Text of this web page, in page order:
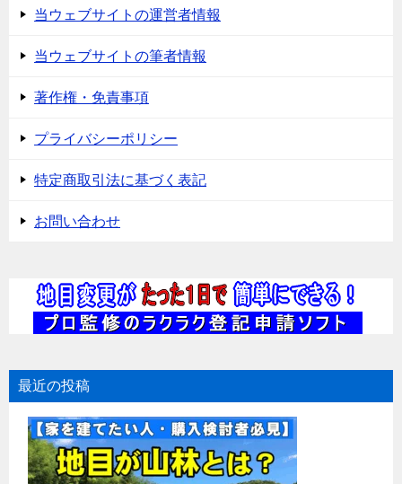
当ウェブサイトの運営者情報
当ウェブサイトの筆者情報
著作権・免責事項
プライバシーポリシー
特定商取引法に基づく表記
お問い合わせ
最近の投稿